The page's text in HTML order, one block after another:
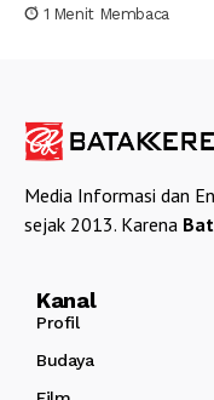
1 Menit Membaca
Media Informasi dan
sejak 2013. Karena
Kanal
Profil
Budaya